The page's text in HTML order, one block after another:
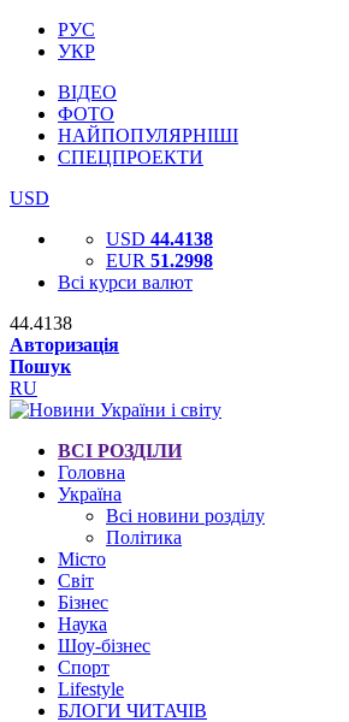
РУС
УКР
ВІДЕО
ФОТО
НАЙПОПУЛЯРНІШІ
СПЕЦПРОЕКТИ
USD
USD 44.4138
EUR 51.2998
Всі курси валют
44.4138
Авторизація
Пошук
RU
ВСІ РОЗДІЛИ
Головна
Україна
Всі новини розділу
Політика
Місто
Світ
Бізнес
Наука
Шоу-бізнес
Спорт
Lifestyle
БЛОГИ ЧИТАЧІВ